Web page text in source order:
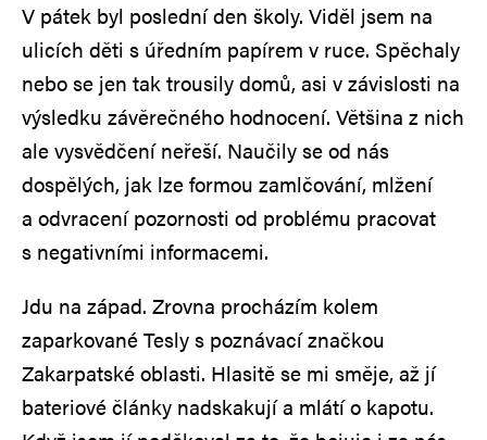
V pátek byl poslední den školy. Viděl jsem na
ulicích děti s úředním papírem v ruce. Spěchaly
nebo se jen tak trousily domů, asi v závislosti na
výsledku závěrečného hodnocení. Většina z nich
ale vysvědčení neřeší. Naučily se od nás
dospělých, jak lze formou zamlčování, mlžení
a odvracení pozornosti od problému pracovat
s negativními informacemi.
Jdu na západ. Zrovna procházím kolem
zaparkované Tesly s poznávací značkou
Zakarpatské oblasti. Hlasitě se mi směje, až jí
bateriové články nadskakují a mlátí o kapotu.